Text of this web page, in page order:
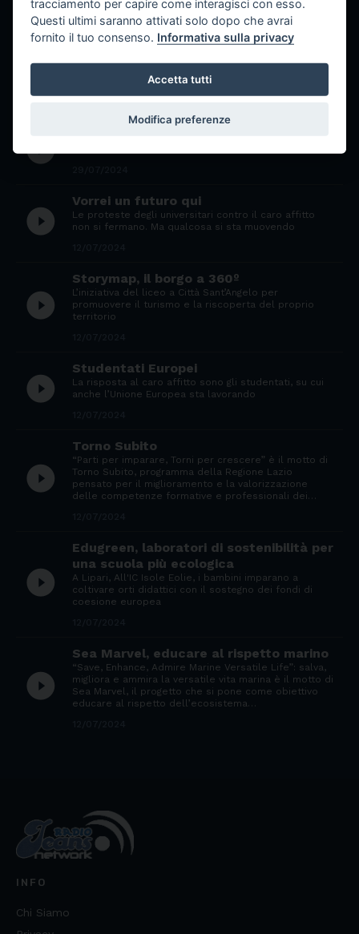
play_circle_filled
Ne parliamo con il giornalista, autore e conduttore di
Slow News Pasquale Ancona
19/09/2024
play_circle_filled
play_circle_filled
play_circle_filled
Vorrei un futuro qui
Le proteste degli universitari contro il caro affitto
non si fermano. Ma qualcosa si sta muovendo
play_circle_filled
Storymap, il borgo a 360º
L’iniziativa del liceo a Città Sant’Angelo per
promuovere il turismo e la riscoperta del proprio
territorio
play_circle_filled
Studentati Europei
La risposta al caro affitto sono gli studentati, su cui
anche l’Unione Europea sta lavorando
play_circle_filled
Torno Subito
“Parti per imparare, Torni per crescere” è il motto di
Torno Subito, programma della Regione Lazio
pensato per il miglioramento e la valorizzazione
delle competenze formative e professionali dei…
play_circle_filled
Edugreen, laboratori di sostenibilità per
una scuola più ecologica
A Lipari, All'IC Isole Eolie, i bambini imparano a
coltivare orti didattici con il sostegno dei fondi di
coesione europea
play_circle_filled
Sea Marvel, educare al rispetto marino
“Save, Enhance, Admire Marine Versatile Life”: salva,
migliora e ammira la versatile vita marina è il motto di
Sea Marvel, il progetto che si pone come obiettivo
educare al rispetto dell’ecosistema…
INFO
Chi Siamo
tracciamento per capire come interagisci con esso.
Questi ultimi saranno attivati solo dopo che avrai
fornito il tuo consenso. Informativa sulla privacy
Accetta tutti
Modifica preferenze